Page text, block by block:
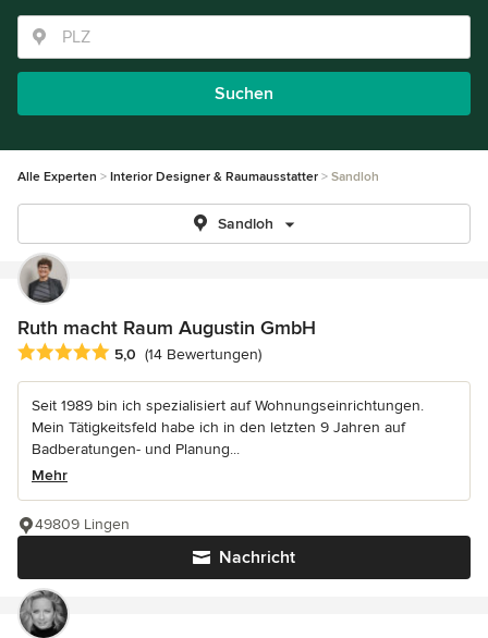
Suchen
Alle Experten Interior Designer & Raumausstatter Sandloh
Sandloh
Ruth macht Raum Augustin GmbH
Durchschnittliche Bewertung: 5 von 5 Sternen
5,0 (14 Bewertungen)
Seit 1989 bin ich spezialisiert auf Wohnungseinrichtungen.
Mein Tätigkeitsfeld habe ich in den letzten 9 Jahren auf
Badberatungen- und Planung...
Mehr
Nachricht
49809 Lingen